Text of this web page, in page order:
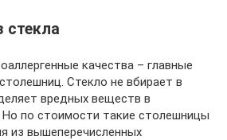
стекла
качества – главные
Стекло не вбирает в
вредных веществ в
по стоимости такие столешницы
из вышеперечисленных